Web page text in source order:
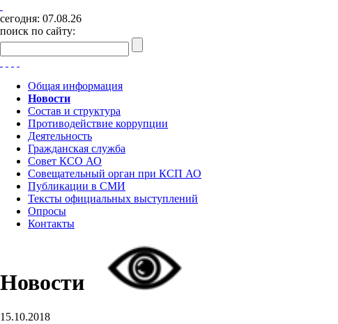
сегодня: 07.08.26
поиск по сайту:
Общая информация
Новости
Состав и структура
Противодействие коррупции
Деятельность
Гражданская служба
Совет КСО АО
Совещательный орган при КСП АО
Публикации в СМИ
Тексты официальных выступлений
Опросы
Контакты
Новости
15.10.2018